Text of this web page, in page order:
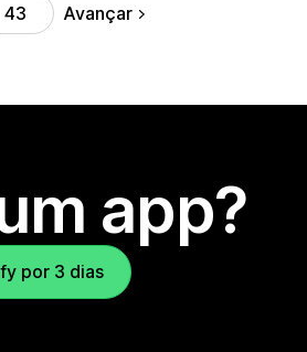
43 Avançar
app?
por 3 dias